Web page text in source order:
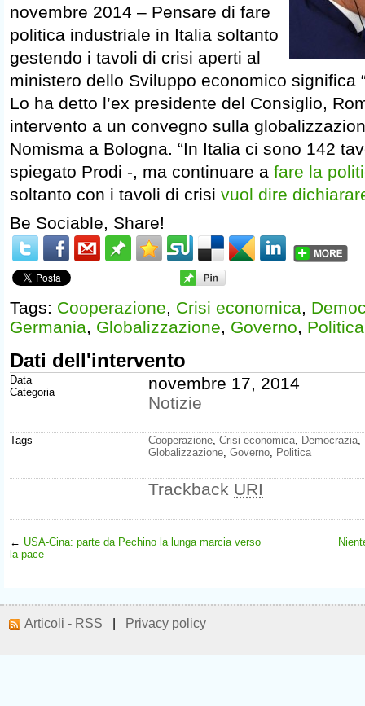
novembre 2014 – Pensare di fare
politica industriale in Italia soltanto
gestendo i tavoli di crisi aperti al
ministero dello Sviluppo economico significa
Lo ha detto l’ex presidente del Consiglio,
intervento a un convegno sulla
Nomisma a Bologna. “In Italia ci sono 142
spiegato Prodi -, ma continuare a fare la
soltanto con i tavoli di crisi vuol dire
Be Sociable, Share!
Tags: Cooperazione, Crisi economica,
Germania, Globalizzazione, Governo, Politica
Dati dell'intervento
Data
Categoria
novembre 17, 2014
Notizie
Tags Cooperazione, Crisi economica, Democrazia,
Globalizzazione, Governo, Politica
Trackback URI
← USA-Cina: parte da Pechino la lunga marcia verso
la pace
Articoli - RSS Privacy policy